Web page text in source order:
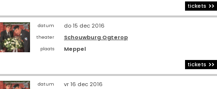
tickets
datum do 15 dec 2016
theater Schouwburg Ogterop
plaats
Meppel
tickets
datum vr 16 dec 2016